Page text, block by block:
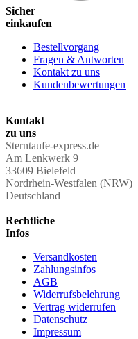
Sicher
einkaufen
Bestellvorgang
Fragen & Antworten
Kontakt zu uns
Kundenbewertungen
Kontakt
zu uns
Sterntaufe-express.de
Am Lenkwerk 9
33609 Bielefeld
Nordrhein-Westfalen (NRW)
Deutschland
Rechtliche
Infos
Versandkosten
Zahlungsinfos
AGB
Widerrufsbelehrung
Vertrag widerrufen
Datenschutz
Impressum